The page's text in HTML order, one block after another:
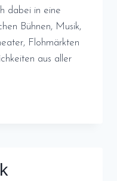
dabei in eine
Bühnen, Musik,
Flohmärkten
aus aller